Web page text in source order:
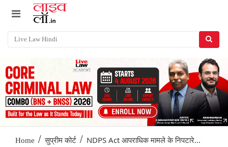
Home / सुप्रीम कोर्ट / NDPS Act आपराधिक मामले के निपटारे...